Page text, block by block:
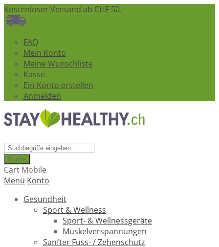
Kostenloser Versand ab CHF 50.-
FAQ
Mein Konto
Meine Wunschliste
Kasse
Ein Konto erstellen
Anmelden
Suche
Cart Mobile
Menü Konto
Gesundheit
Sport & Wellness
Sport- & Wellnessgeräte
Muskelverspannungen
Sanfter Fuss- / Zehenschutz